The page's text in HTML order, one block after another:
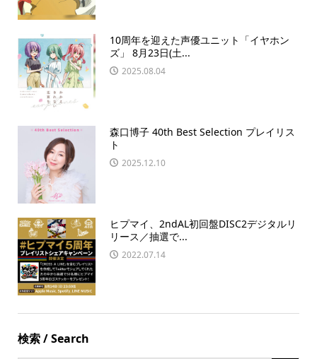
10周年を迎えた声優ユニット「イヤホン
ズ」 8月23日(土...
2025.08.04
森口博子 40th Best Selection プレイリス
ト
2025.12.10
ヒプマイ、2ndAL初回盤DISC2デジタルリ
リース／抽選で...
2022.07.14
検索 / Search